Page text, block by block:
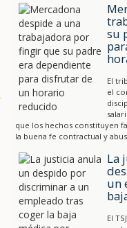
su
El
el
que los hechos constituyen
la buena fe contractual y
La
un
El